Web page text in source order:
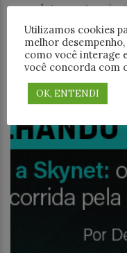
completamente o
Utilizamos cookies
melhor
como você interage
você concorda com
OK, ENTENDI